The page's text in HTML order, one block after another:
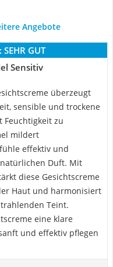
Angebote
SEHR GUT
Sensitiv
überzeugt
sensible und trockene
zu
mildert
effektiv und
Duft. Mit
diese Gesichtscreme
Haut und harmonisiert
Teint.
eine klare
und effektiv pflegen